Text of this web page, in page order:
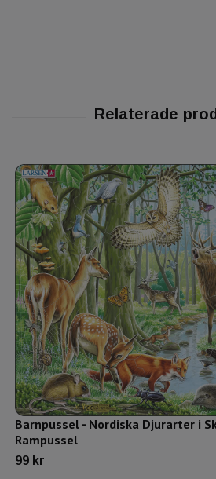
Barnpussel - Nordiska Djurarter i
Rampussel
99 kr